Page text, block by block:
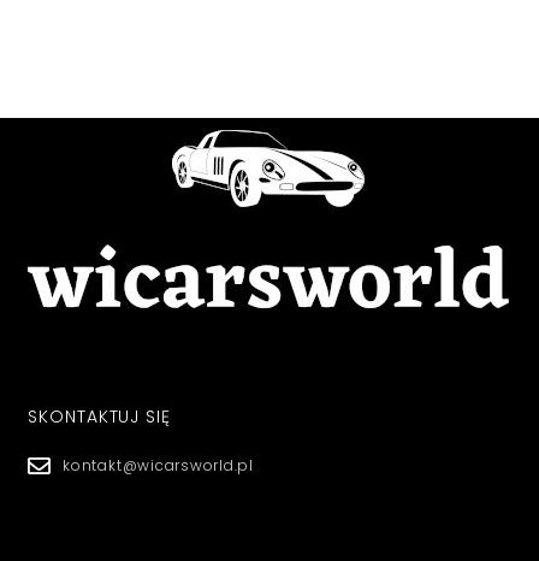
SKONTAKTUJ SIĘ
kontakt@wicarsworld.pl